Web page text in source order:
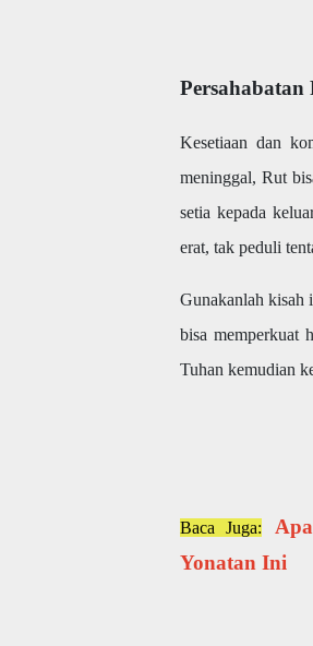
Kesetiaan dan
meninggal, Rut
setia kepada
erat, tak peduli
Gunakanlah kisah
bisa memperkuat
Tuhan kemudian
Baca Juga:
Yonatan Ini